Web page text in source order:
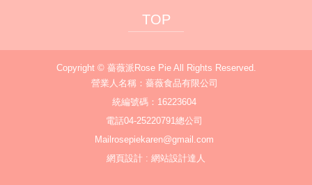
TOP
Copyright © 薔薇派Rose PieAll Rights Reserved.
營業人名稱：薔薇食品有限公司
統編號碼：16223604
電話04-25220791總公司
Mail rosepiekaren@gmail.com
網頁設計 : 網站設計達人